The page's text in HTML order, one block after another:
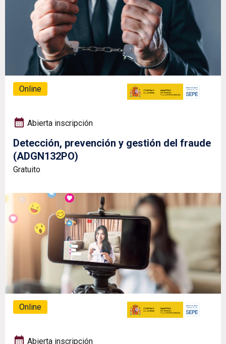
Online
Abierta inscripción
Detección, prevención y gestión del fraude
(ADGN132PO)
Gratuito
Online
Abierta inscripción